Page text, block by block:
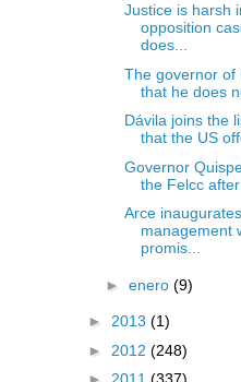
Justice is harsh
opposition
does...
The governor of
that he does
Dávila joins the
that the US
Governor
the Felcc after
Arce
management
promis...
►enero(9)
► 2013 (1)
► 2012 (248)